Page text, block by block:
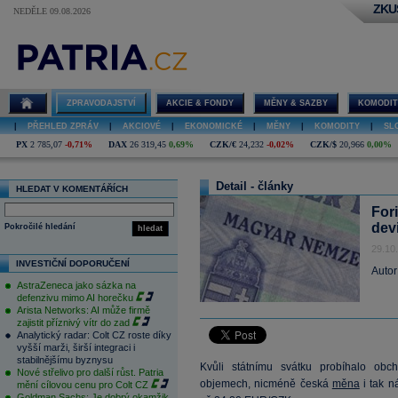
NEDĚLE 09.08.2026
ZPRAVODAJSTVÍ AKCIE & FONDY MĚNY & SAZBY
PŘEHLED ZPRÁV AKCIOVÉ EKONOMICKÉ MĚNY KOMODITY
PX 2 785,07 -0,71% DAX 26 319,45 0,69% CZK/€ 24,232 -0,02% CZK/$ 20,966 0,00%
HLEDAT V KOMENTÁŘÍCH
hledat
Pokročilé hledání
INVESTIČNÍ DOPORUČENÍ
AstraZeneca jako sázka na
defenzivu mimo AI horečku
Arista Networks: AI může firmě
zajistit příznivý vítr do zad
Analytický radar: Colt CZ roste díky
vyšší marži, širší integraci i
stabilnějšímu byznysu
Nové střelivo pro další růst. Patria
mění cílovou cenu pro Colt CZ
Detail - články
Kvůli státnímu svátku probíhalo
objemech, nicméně česká měnai tak